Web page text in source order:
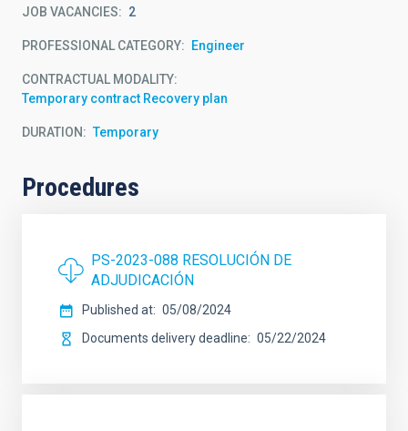
JOB VACANCIES 2
PROFESSIONAL CATEGORY Engineer
CONTRACTUAL MODALITY
Temporary contract Recovery plan
DURATION Temporary
Procedures
PS-2023-088 RESOLUCIÓN DE
ADJUDICACIÓN
Published at
05/08/2024
Documents delivery deadline
05/22/2024